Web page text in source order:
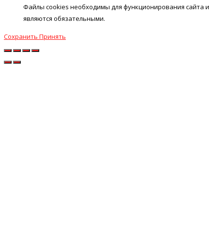
Файлы cookies необходимы для функционирования сайта и
являются обязательными.
Сохранить Принять